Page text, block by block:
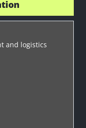
and logistics